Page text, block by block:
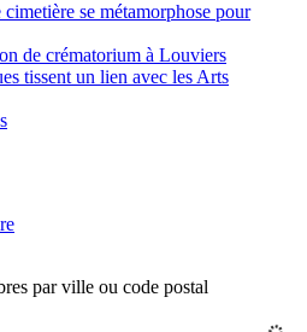
se métamorphose pour
de crématorium à Louviers
tissent un lien avec les Arts
par ville ou code postal